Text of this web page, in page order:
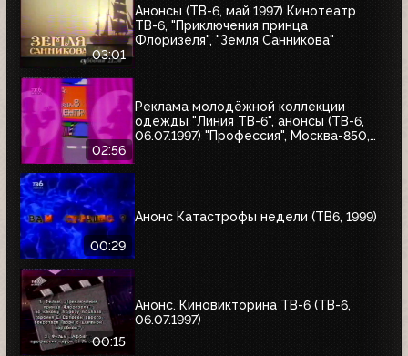
03:01
Анонсы (ТВ-6, май 1997) Кинотеатр
ТВ-6, "Приключения принца
Флоризеля", "Земля Санникова"
02:56
Реклама молодёжной коллекции
одежды "Линия ТВ-6", анонсы (ТВ-6,
06.07.1997) "Профессия", Москва-850,
00:29
Анонс Катастрофы недели (ТВ6, 1999)
00:15
Анонс. Киновикторина ТВ-6 (ТВ-6,
06.07.1997)